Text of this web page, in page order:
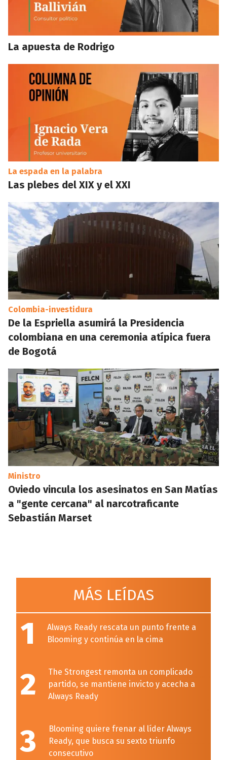
La apuesta de Rodrigo
La espada en la palabra
Las plebes del XIX y el XXI
Colombia-investidura
De la Espriella asumirá la Presidencia
colombiana en una ceremonia atípica fuera
de Bogotá
Ministro
Oviedo vincula los asesinatos en San Matías
a "gente cercana" al narcotraficante
Sebastián Marset
MÁS LEÍDAS
1
Always Ready rescata un punto frente a
Blooming y continúa en la cima
2
The Strongest remonta un complicado
partido, se mantiene invicto y acecha a
Always Ready
3
Blooming quiere frenar al líder Always
Ready, que busca su sexto triunfo
consecutivo